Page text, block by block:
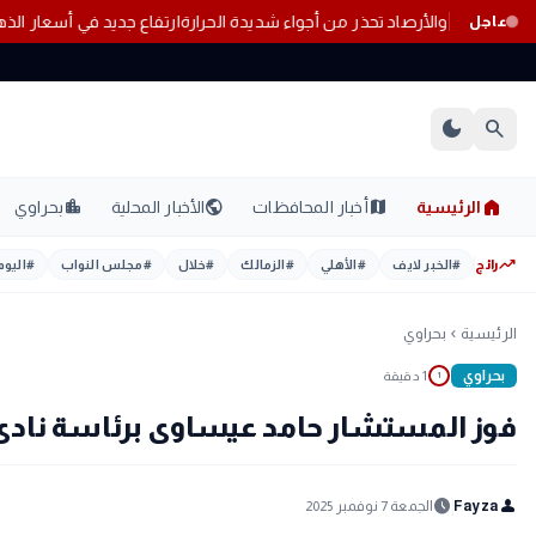
عاجل ارتفاع جديد في أسعار
search
dark_mode
home الرئيسية mapأخبار المحافظات publicالأخبار المحلية location_cityبحراوي
trending_upرائج #الخبر لايف #الأهلي #الزمالك #خلال #مجلس النواب #
الرئيسية chevron_left بحراوي
بحراوي 1 1 دقيقة
فوز المستشار حامد عيساوى برئاسة نادى
person
Fayza
schedule الجمعة 7 نوفمبر 2025